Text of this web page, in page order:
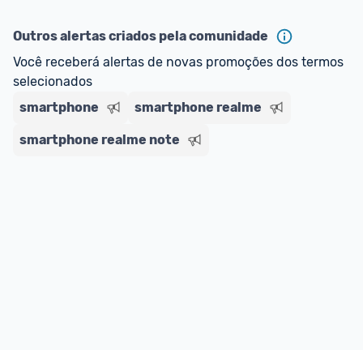
E lembre-se: você sempre pode contar ajuda da
comunidade para tirar dúvidas ou acionar os
nossos Admins marcando
comentário ou através do Fale com o Promobit.
Outros alertas criados pela comunidade
Você receberá alertas de novas promoções dos termos
selecionados
smartphone
smartphone realme
smartphone realme note